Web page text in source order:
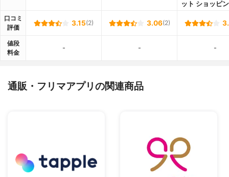
ット ショッピ
口コミ
評価
3.15(2) 3.06(2)
値段
料金
- - -
通販・フリマアプリの関連商品